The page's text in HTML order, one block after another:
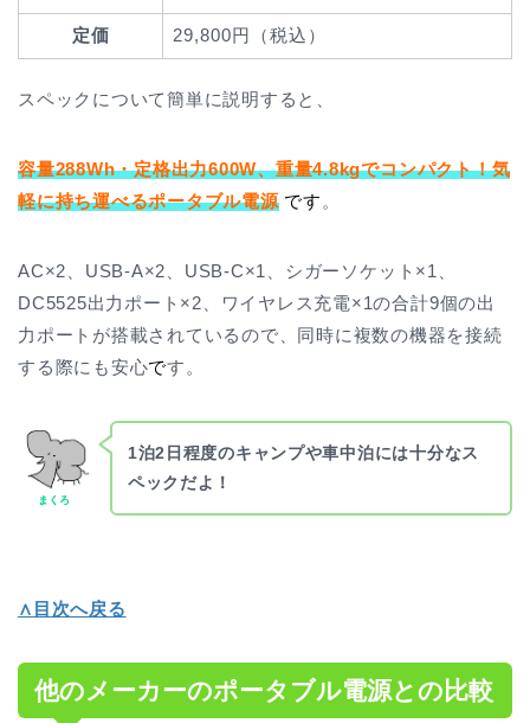
定価 29,800円（税込）
スペックについて簡単に説明すると、
容量288Wh・定格出力600W、重量4.8kgでコンパクト！気
軽に持ち運べるポータブル電源です 。
AC×2、USB-A×2、USB-C×1、シガーソケット×1、
DC5525出力ポート×2、ワイヤレス充電×1の合計9個の出
力ポートが搭載されているので、同時に複数の機器を接続
する際にも安心です。
まくろ
1泊2日程度のキャンプや車中泊には十分なス
ペックだよ！
∧目次へ戻る
他のメーカーのポータブル電源との比較